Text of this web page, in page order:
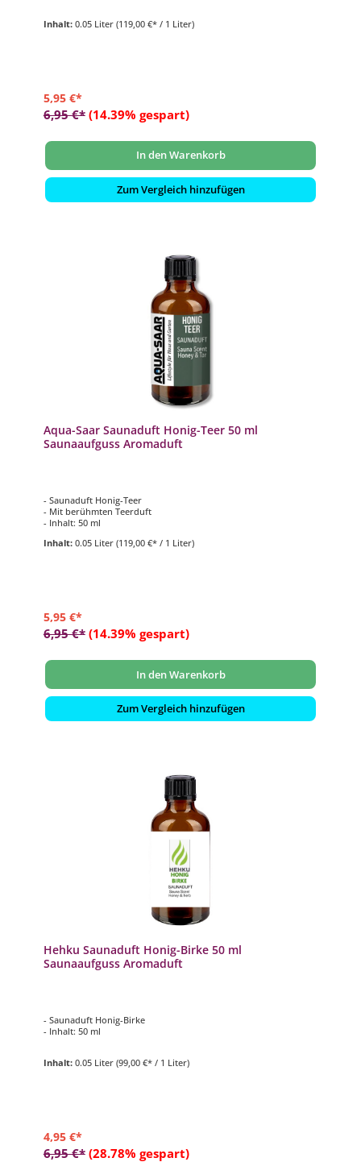
Inhalt: 0.05 Liter (119,00 €* / 1 Liter)
5,95 €*
6,95 €* (14.39% gespart)
In den Warenkorb
Zum Vergleich hinzufügen
Aqua-Saar Saunaduft Honig-Teer 50 ml
Saunaaufguss Aromaduft
- Saunaduft Honig-Teer
- Mit berühmten Teerduft
- Inhalt: 50 ml
Inhalt: 0.05 Liter (119,00 €* / 1 Liter)
5,95 €*
6,95 €* (14.39% gespart)
In den Warenkorb
Zum Vergleich hinzufügen
Hehku Saunaduft Honig-Birke 50 ml
Saunaaufguss Aromaduft
- Saunaduft Honig-Birke
- Inhalt: 50 ml
Inhalt: 0.05 Liter (99,00 €* / 1 Liter)
4,95 €*
6,95 €* (28.78% gespart)